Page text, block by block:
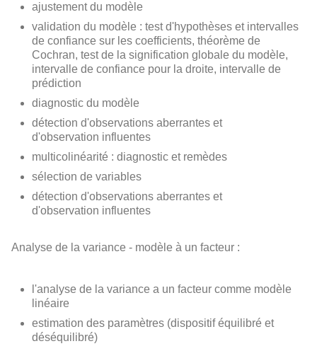
ajustement du modèle
validation du modèle : test d'hypothèses et intervalles
de confiance sur les coefficients, théorème de
Cochran, test de la signification globale du modèle,
intervalle de confiance pour la droite, intervalle de
prédiction
diagnostic du modèle
détection d'observations aberrantes et
d'observation influentes
multicolinéarité : diagnostic et remèdes
sélection de variables
détection d'observations aberrantes et
d'observation influentes
Analyse de la variance - modèle à un facteur :
l'analyse de la variance a un facteur comme modèle
linéaire
estimation des paramètres (dispositif équilibré et
déséquilibré)